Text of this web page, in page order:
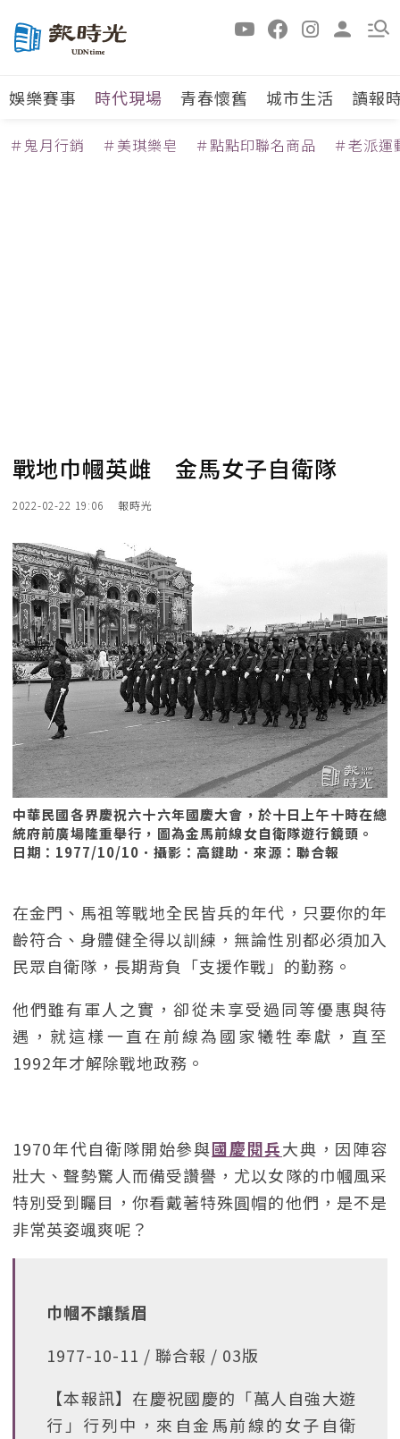
娛樂賽事 時代現場 青春懷舊 城市生活 讀報
＃鬼月行銷 ＃美琪樂皂 ＃點點印聯名商品 ＃老派運
戰地巾幗英雌 金馬女子自衛隊
2022-02-22 19:06 報時光
中華民國各界慶祝六十六年國慶大會，於十日上午十時在總
統府前廣場隆重舉行，圖為金馬前線女自衛隊遊行鏡頭。
日期：1977/10/10．攝影：高鍵助．來源：聯合報
在金門、馬祖等戰地全民皆兵的年代，只要你的年
齡符合、身體健全得以訓練，無論性別都必須加入
民眾自衛隊，長期背負「支援作戰」的勤務。
他們雖有軍人之實，卻從未享受過同等優惠與待
遇，就這樣一直在前線為國家犧牲奉獻，直至
1992年才解除戰地政務。
1970年代自衛隊開始參與國慶閱兵大典，因陣容
壯大、聲勢驚人而備受讚譽，尤以女隊的巾幗風采
特別受到矚目，你看戴著特殊圓帽的他們，是不是
非常英姿颯爽呢？
巾幗不讓鬚眉
1977-10-11 / 聯合報 / 03版
【本報訊】在慶祝國慶的「萬人自強大遊
行」行列中，來自金馬前線的女子自衛